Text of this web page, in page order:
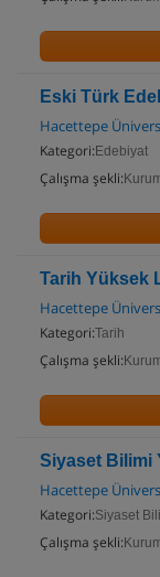
Eski Türk
Hacettepe
Kategori: Edebiyat
Çalışma şekli:
Tarih Yüksek
Hacettepe
Kategori:Tarih
Çalışma şekli:
Siyaset Bilimi
Hacettepe
Kategori:Siyaset
Çalışma şekli: